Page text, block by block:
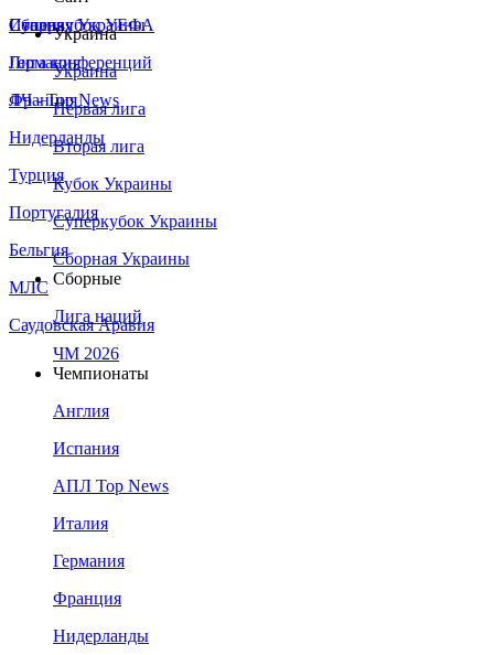
Сборная Украины
Италия
Германия
Франция
Нидерланды
Турция
Португалия
Бельгия
МЛС
Саудовская Аравия
Суперкубок УЕФА
Лига конференций
ЛЧ - Top News
Украина
Украина
Первая лига
Вторая лига
Кубок Украины
Суперкубок Украины
Сборная Украины
Сборные
Лига наций
ЧМ 2026
Чемпионаты
Англия
Испания
АПЛ Top News
Италия
Германия
Франция
Нидерланды